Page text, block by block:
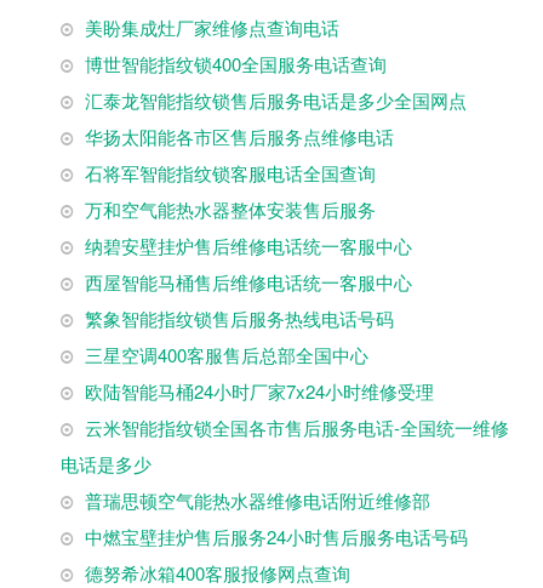
美盼集成灶厂家维修点查询电话
博世智能指纹锁400全国服务电话查询
汇泰龙智能指纹锁售后服务电话是多少全国网点
华扬太阳能各市区售后服务点维修电话
石将军智能指纹锁客服电话全国查询
万和空气能热水器整体安装售后服务
纳碧安壁挂炉售后维修电话统一客服中心
西屋智能马桶售后维修电话统一客服中心
繁象智能指纹锁售后服务热线电话号码
三星空调400客服售后总部全国中心
欧陆智能马桶24小时厂家7x24小时维修受理
云米智能指纹锁全国各市售后服务电话-全国统一维修
电话是多少
普瑞思顿空气能热水器维修电话附近维修部
中燃宝壁挂炉售后服务24小时售后服务电话号码
德努希冰箱400客服报修网点查询